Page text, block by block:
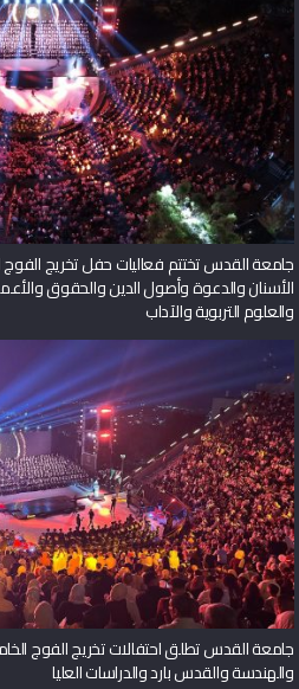
جامعة القدس تختتم فعاليات حفل تخريج
الأسنان والدعوة وأصول الدين والحقوق
والعلوم التربوية والآداب
جامعة القدس تطلق احتفالات تخريج الفوج
والهندسة والقدس بارد والدراسات العليا